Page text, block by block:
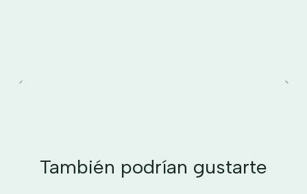
También podrían gustarte